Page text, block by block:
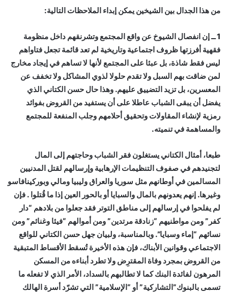
من هذا الجدال بين الشيخين يمكن إبداء الملاحظات التالية:
1 ــ إن انفصال الشيوخ عن واقع المجتمع وتشرنقهم داخل منظومة
فقهية أفرزتها ظروف اجتماعية وتاريخية لم تعد قائمة تجعل فتاواهم
ليس فقط شاذة، بل عبئا على المجتمع لأنها لا تساهم في إيجاد مخارج
لمن ضاقت بهم السبل ولا تقدم حلولا لذوي المشاكل ولا تخفف عن
المعسرين، بل تزيد التضييق عليهم. وهذا حال حسن الكتاني الذي
يفضل أن يبقى الشباب عاطلا على أن يستفيد من القروض بفوائد
رمزية لإنشاء المقاولات وتحقيق أحلامهم وجلب المنفعة للمجتمع
والمساهمة في تنميته.
طبعا، أمثال الكتاني يستغلون فقر الشباب وحاجتهم إلى المال
لتجنيدهم في صفوف التنظيمات الإرهابية وإرسالهم لقتل المدنيين
المسالمين في أوطانهم مثل سوريا والعراق وليبيا ومالي وبوركينافاسو
وغيرها. إنهم يعدونهم بالمال والسبايا أو بالحور العين إذا ما قُتلوا . فإن
لم يفلحوا في إرسالهم إلى مناطق التوتر فقد جعلوا من بلادهم “دار
كفر” ومن مواطنيهم “زنادقة مرتدين” ومن أموالهم “فيئا وغنائم” ومن
نسائهم “إماء وسبايا”. وبالمناسبة، ولبيان جهل حسن الكتاني للواقع
الاجتماعي وقوانين الأبناك، فإن هذه الأخيرة تُسقط الأقساط المتبقية
من القروض بمجرد وفاة المقترِض ولا تطرد أبناءه من المسكن
المرهون لفائدة البنك كما لا تطالبهم بالسداد، الأمر الذي لا تفعله ما
تسمى بالبنوك”التشاركية” أو “الإسلامية” التي تشرّد أسرة الهالك